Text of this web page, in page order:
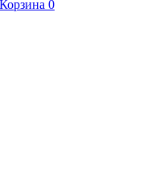
Корзина 0